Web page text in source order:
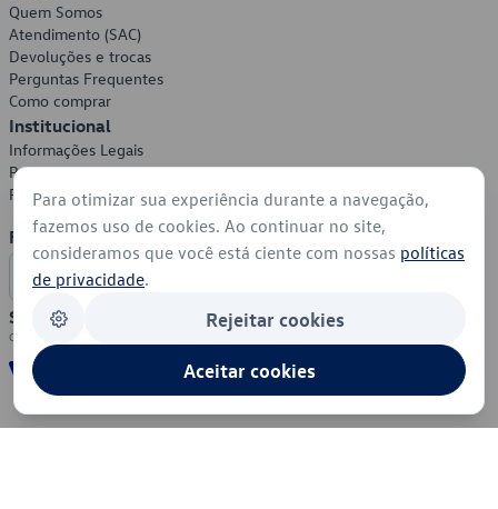
Quem Somos
Atendimento (SAC)
Devoluções e trocas
Perguntas Frequentes
Como comprar
Institucional
Informações Legais
Política de Privacidade
Política de Cookies
Formas de Pagamento
Segurança
Para otimizar sua experiência durante a navegação,
fazemos uso de cookies. Ao continuar no site,
consideramos que você está ciente com nossas políticas
de privacidade.
Rejeitar cookies
Aceitar cookies